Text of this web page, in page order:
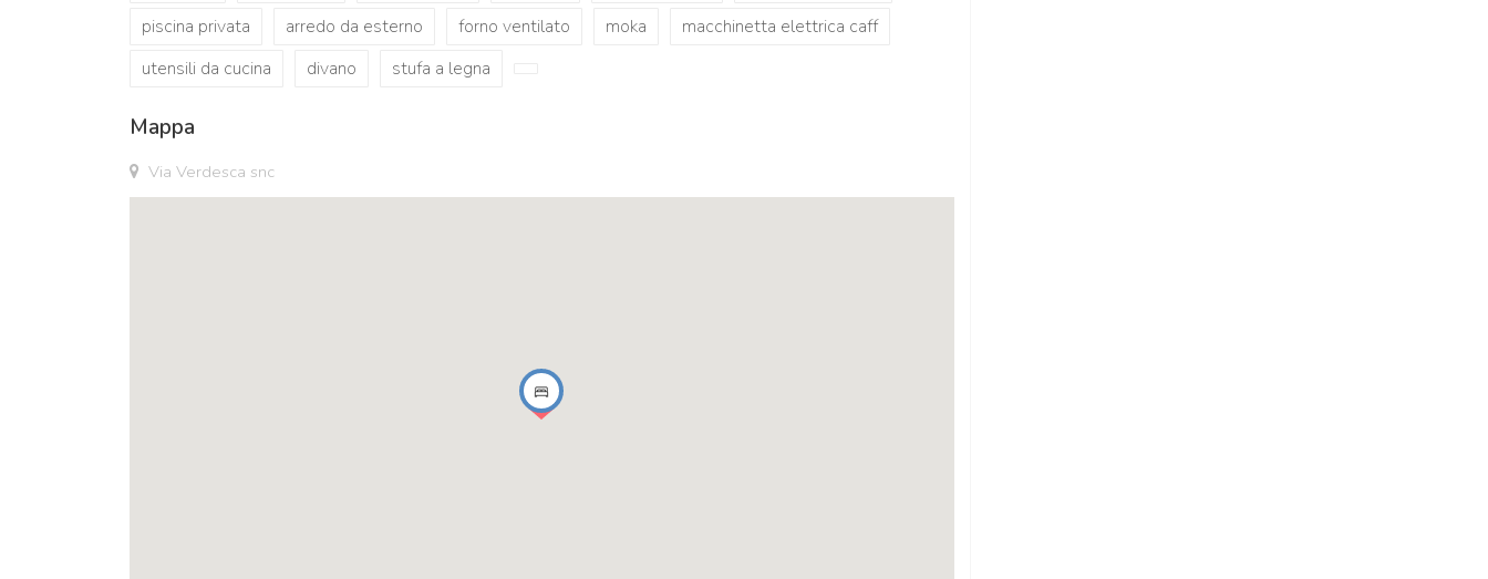
piscina privata
arredo da esterno forno ventilato moka
macchinetta elettrica caff
utensili da cucina
divano stufa a legna
Mappa
Via Verdesca snc